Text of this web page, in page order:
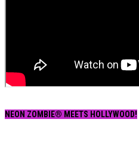
NEON ZOMBIE® MEETS HOLLYWOOD!